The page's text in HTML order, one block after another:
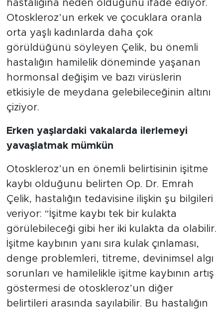
hastalığına neden olduğunu ifade ediyor.
Otoskleroz’un erkek ve çocuklara oranla
orta yaşlı kadınlarda daha çok
görüldüğünü söyleyen Çelik, bu önemli
hastalığın hamilelik döneminde yaşanan
hormonsal değişim ve bazı virüslerin
etkisiyle de meydana gelebileceğinin altını
çiziyor.
Erken yaşlardaki vakalarda ilerlemeyi
yavaşlatmak mümkün
Otoskleroz’un en önemli belirtisinin işitme
kaybı olduğunu belirten Op. Dr. Emrah
Çelik, hastalığın tedavisine ilişkin şu bilgileri
veriyor: “İşitme kaybı tek bir kulakta
görülebileceği gibi her iki kulakta da olabilir.
İşitme kaybının yanı sıra kulak çınlaması,
denge problemleri, titreme, devinimsel algı
sorunları ve hamilelikle işitme kaybının artış
göstermesi de otoskleroz’un diğer
belirtileri arasında sayılabilir. Bu hastalığın